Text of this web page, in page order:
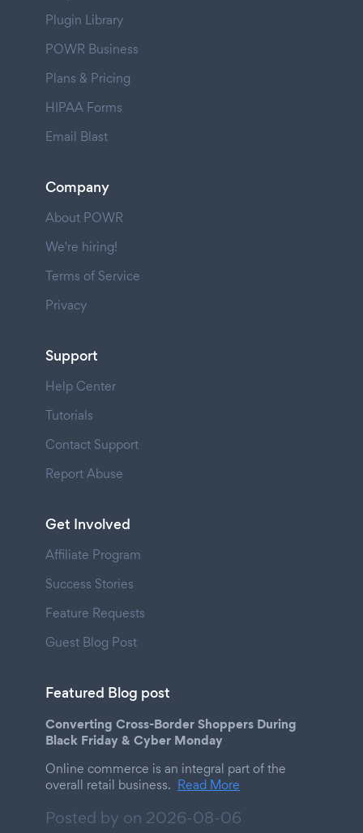
Plugin Library
POWR Business
Plans & Pricing
HIPAA Forms
Email Blast
Company
About POWR
We're hiring!
Terms of Service
Privacy
Support
Help Center
Tutorials
Contact Support
Report Abuse
Get Involved
Affiliate Program
Success Stories
Feature Requests
Guest Blog Post
Featured Blog post
Converting Cross-Border Shoppers During
Black Friday & Cyber Monday
Online commerce is an integral part of the
overall retail business. Read More
Posted by on 2026-08-06